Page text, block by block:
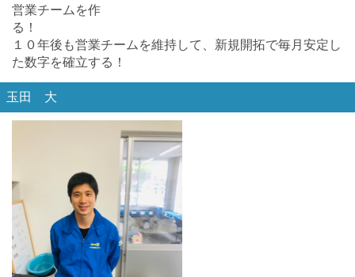
営業チームを作
る
１０年後も営業チームを維持して、新規開拓で毎月安定し
た数字を確立する！
玉田 大